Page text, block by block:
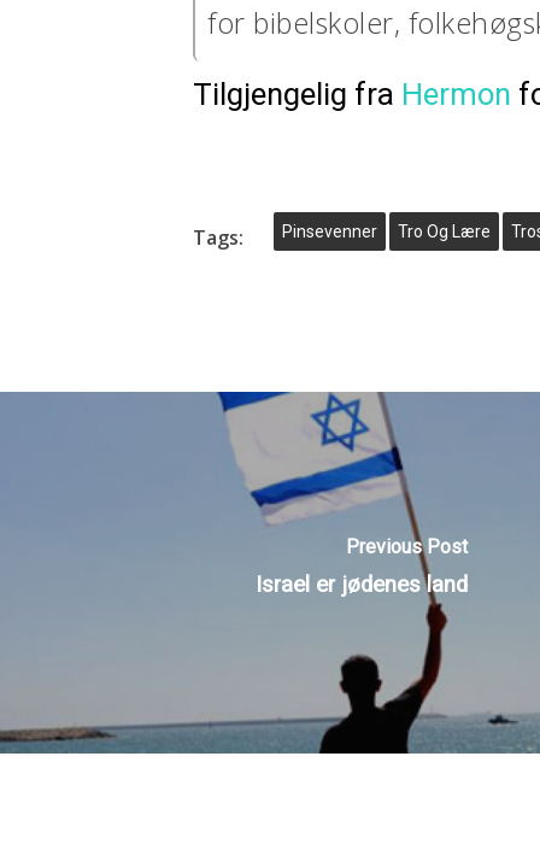
for bibelskoler,
Tilgjengelig fra Hermon
Tags: Pinsevenner Tro Og Lære
Previous Post
Israel er jødenes land